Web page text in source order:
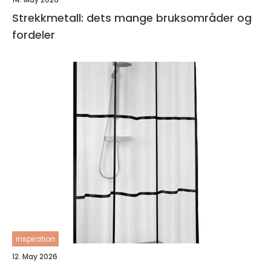
Strekkmetall: dets mange bruksområder og
fordeler
inspiration
12. May 2026